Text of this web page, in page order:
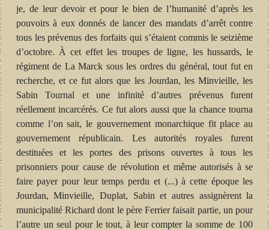
je, de leur devoir et pour le bien de l’humanité d’après les
pouvoirs à eux donnés de lancer des mandats d’arrêt contre
tous les prévenus des forfaits qui s’étaient commis le seizième
d’octobre. À cet effet les troupes de ligne, les hussards, le
régiment de La Marck sous les ordres du général, tout fut en
recherche, et ce fut alors que les Jourdan, les Minvieille, les
Sabin Tournal et une infinité d’autres prévenus furent
réellement incarcérés. Ce fut alors aussi que la chance tourna
comme l’on sait, le gouvernement monarchique fit place au
gouvernement républicain. Les autorités royales furent
destituées et les portes des prisons ouvertes à tous les
prisonniers pour cause de révolution et même autorisés à se
faire payer pour leur temps perdu et (...) à cette époque les
Jourdan, Minvieille, Duplat, Sabin et autres assignèrent la
municipalité Richard dont le père Ferrier faisait partie, un pour
l’autre un seul pour le tout, à leur compter la somme de 100